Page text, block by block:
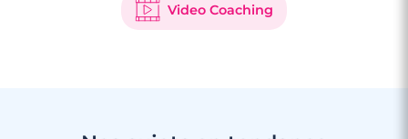
Video Coaching